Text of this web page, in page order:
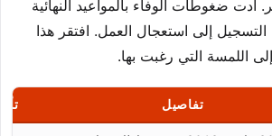
أدت ضغوطات الوفاء بالمواعيد النهائية
إلى استعجال العمل. افتقر هذا
إلى اللمسة التي رغبت بها.
تفاصيل